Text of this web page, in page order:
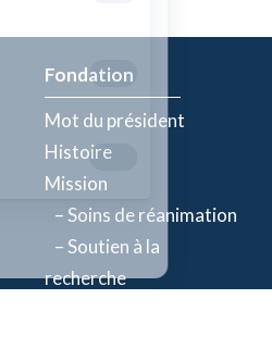
Fondation
Mot du président
Histoire
Mission
– Soins de réanimation
– Soutien à la
recherche